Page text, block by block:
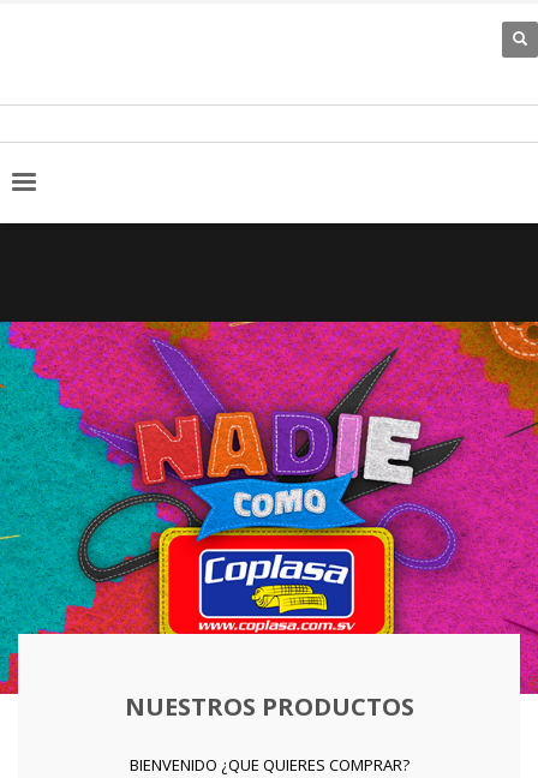
NUESTROS PRODUCTOS
BIENVENIDO ¿QUE QUIERES COMPRAR?